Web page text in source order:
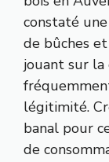
constaté
de bûches
jouant sur la
légitimité.
banal pour
de